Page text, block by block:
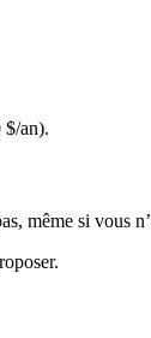
$/an).
même si vous